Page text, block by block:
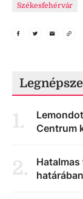
Székesfehérvár
1.
Centrum
2.